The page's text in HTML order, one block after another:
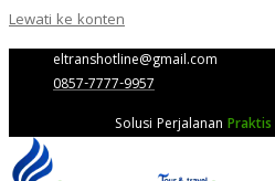
Lewati ke konten
eltranshotline@gmail.com
0857-7777-9957
Solusi Perjalanan Praktis